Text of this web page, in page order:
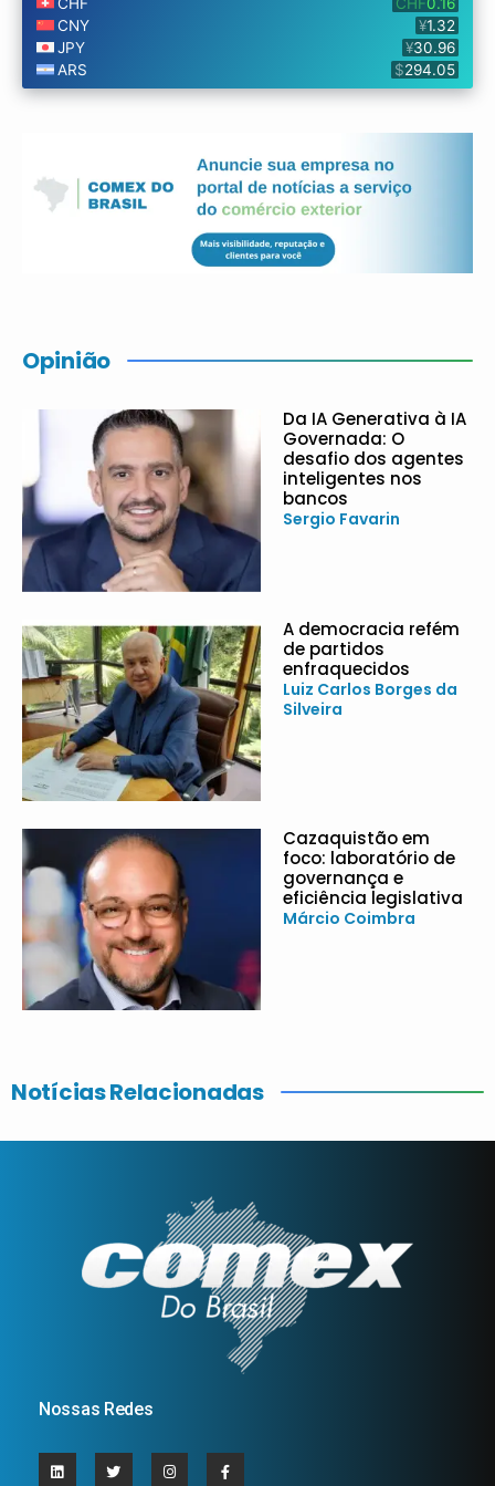
Opinião
Da IA Generativa à IA
Governada: O
desafio dos agentes
inteligentes nos
bancos
Sergio Favarin
A democracia refém
de partidos
enfraquecidos
Luiz Carlos Borges da
Silveira
Cazaquistão em
foco: laboratório de
governança e
eficiência legislativa
Márcio Coimbra
Notícias Relacionadas
Nossas Redes